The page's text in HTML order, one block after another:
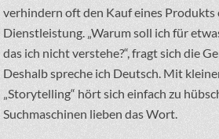
verhindern oft den Kauf eines Produkts
Dienstleistung. „Warum soll ich für
das ich nicht verstehe?“, fragt sich die
Deshalb spreche ich Deutsch. Mit
„Storytelling“ hört sich einfach zu
Suchmaschinen lieben das Wort.